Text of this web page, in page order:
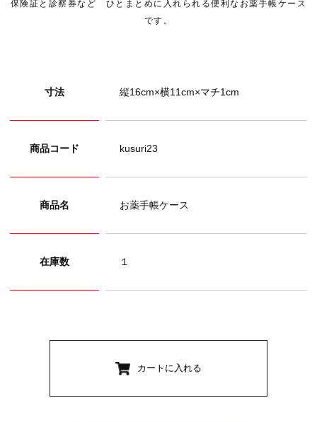
保険証と診察券など ひとまとめに入れられる便利なお薬手帳ケース
です。
寸法 縦16cm×横11cm×マチ1cm
商品コード kusuri23
商品名 お薬手帳ケース
在庫数 １
カートに入れる